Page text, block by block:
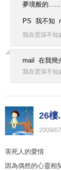
夢境般的......
PS 我不知
我在雲深不知
mail 在我簡
我在雲深不知
26樓.
2009/07
害死人的愛情
因為偶然的心靈